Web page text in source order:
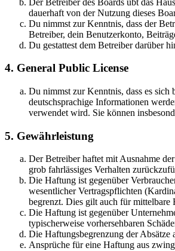
dauerhaft von der Nutzung dieses
Du nimmst zur Kenntnis, dass der
Betreiber, dein Benutzerkonto,
Du gestattest dem Betreiber darüber
4. General Public License
Du nimmst zur Kenntnis, dass es sich
deutschsprachige Informationen
verwendet wird. Sie können
5. Gewährleistung
Der Betreiber haftet mit Ausnahme
grob fahrlässiges Verhalten
Die Haftung ist gegenüber
wesentlicher Vertragspflichten
begrenzt. Dies gilt auch für mittelbare
Die Haftung ist gegenüber
typischerweise vorhersehbaren
Die Haftungsbegrenzung der
Ansprüche für eine Haftung aus